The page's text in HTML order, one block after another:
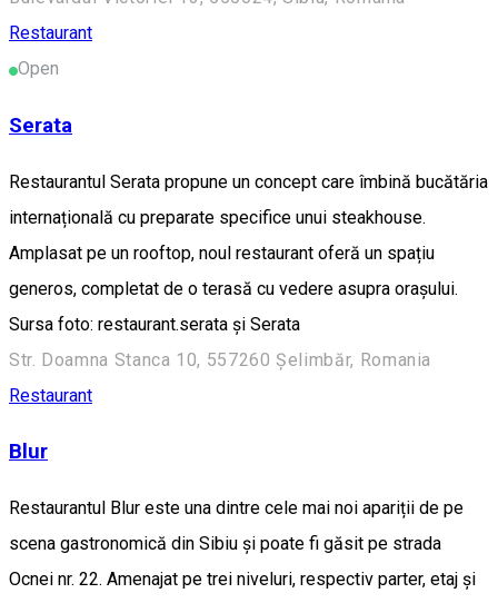
Restaurant
Open
Serata
Restaurantul Serata propune un concept care îmbină bucătăria
internațională cu preparate specifice unui steakhouse.
Amplasat pe un rooftop, noul restaurant oferă un spațiu
generos, completat de o terasă cu vedere asupra orașului.
Sursa foto: restaurant.serata și Serata
Str. Doamna Stanca 10, 557260 Șelimbăr, Romania
Restaurant
Blur
Restaurantul Blur este una dintre cele mai noi apariții de pe
scena gastronomică din Sibiu și poate fi găsit pe strada
Ocnei nr. 22. Amenajat pe trei niveluri, respectiv parter, etaj și